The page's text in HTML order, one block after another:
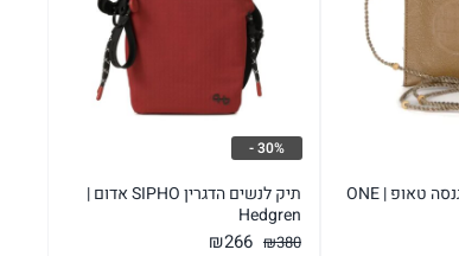
תיק לטלפון גדול גנסה טאופ | ONE
תיק לנשים הדגרין SIPHO אדום |
Hedgren
₪380
המחיר
₪266
30% -